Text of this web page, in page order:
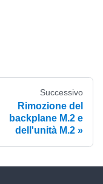
Successivo
Rimozione del
backplane M.2 e
dell'unità M.2